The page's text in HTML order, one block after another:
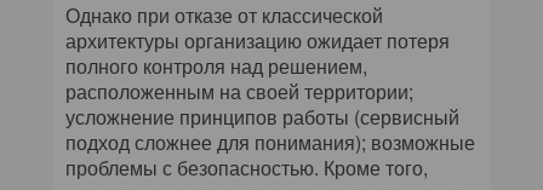
Однако при отказе от классической
архитектуры организацию ожидает потеря
полного контроля над решением,
расположенным на своей территории;
усложнение принципов работы (сервисный
подход сложнее для понимания); возможные
проблемы с безопасностью. Кроме того,